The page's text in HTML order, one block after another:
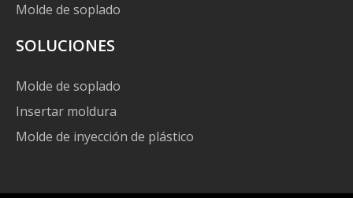
Molde de soplado
SOLUCIONES
Molde de soplado
Insertar moldura
Molde de inyección de plástico